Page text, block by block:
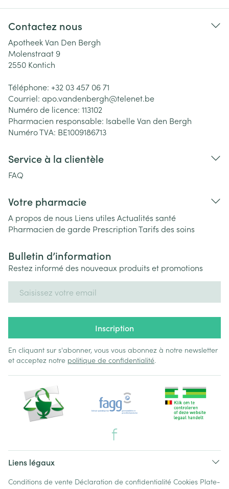
Contactez nous
Apotheek Van Den Bergh
Molenstraat 9
2550 Kontich
Téléphone: +32 03 457 06 71
Courriel: apo.vandenbergh@telenet.be
Numéro de licence: 113102
Pharmacien responsable: Isabelle Van den Bergh
Numéro TVA: BE1009186713
Service à la clientèle
FAQ
Votre pharmacie
A propos de nous Liens utiles Actualités santé
Pharmacien de garde PrescriptionTarifs des soins
Bulletin d’information
Restez informé des nouveaux produits et promotions
Inscription
En cliquant sur s'abonner, vous vous abonnez à notre newsletter
et acceptez notre politique de confidentialité.
Liens légaux
Conditions de vente Déclaration de confidentialité Cookies Plate-